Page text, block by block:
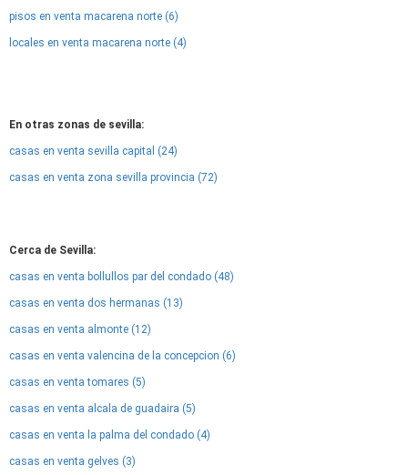
pisos en venta macarena norte (6)
locales en venta macarena norte (4)
En otras zonas de sevilla:
casas en venta sevilla capital (24)
casas en venta zona sevilla provincia (72)
Cerca de Sevilla:
casas en venta bollullos par del condado (48)
casas en venta dos hermanas (13)
casas en venta almonte (12)
casas en venta valencina de la concepcion (6)
casas en venta tomares (5)
casas en venta alcala de guadaira (5)
casas en venta la palma del condado (4)
casas en venta gelves (3)